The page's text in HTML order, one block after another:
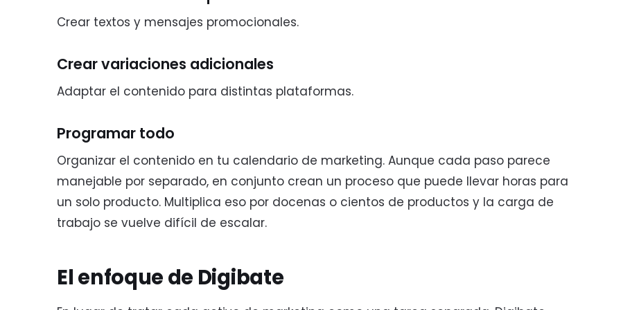
Crear textos y mensajes promocionales.
Crear variaciones adicionales
Adaptar el contenido para distintas plataformas.
Programar todo
Organizar el contenido en tu calendario de marketing. Aunque cada paso parece
manejable por separado, en conjunto crean un proceso que puede llevar horas para
un solo producto. Multiplica eso por docenas o cientos de productos y la carga de
trabajo se vuelve difícil de escalar.
El enfoque de Digibate